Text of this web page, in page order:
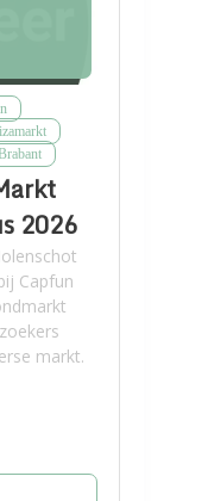
2026
Capfun
markt.